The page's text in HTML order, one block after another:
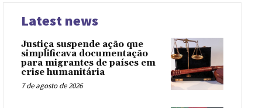
Latest news
Justiça suspende ação que
simplificava documentação
para migrantes de países em
crise humanitária
7 de agosto de 2026